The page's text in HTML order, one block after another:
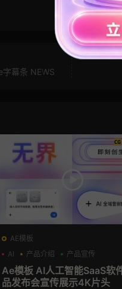
幕条 NEWS
AE模板
AI
产品介绍 产品宣传
Ae模板 AI人工智能SaaS软
品发布会宣传展示4K片头